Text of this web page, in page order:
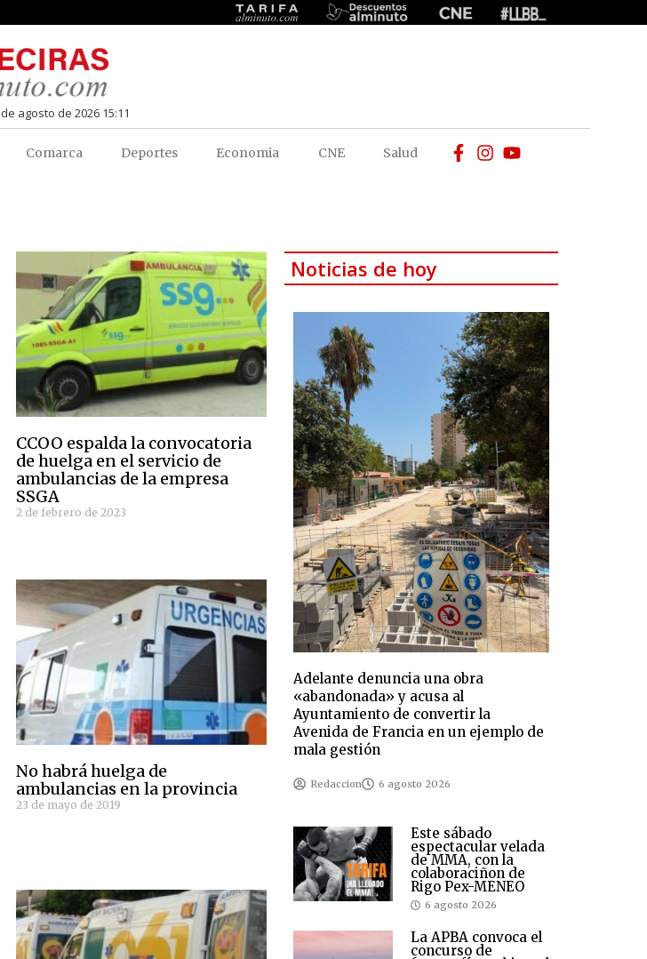
agosto de 2026 15:11
Comarca Deportes Economia CNE Salud
CCOO espalda la convocatoria
de huelga en el servicio de
ambulancias de la empresa
SSGA
2 de febrero de 2023
No habrá huelga de
ambulancias en la provincia
23 de mayo de 2019
Noticias de hoy
Adelante denuncia una obra
«abandonada» y acusa al
Ayuntamiento de convertir la
Avenida de Francia en un ejemplo de
mala gestión
Redaccion 6 agosto 2026
Este sábado
espectacular velada
de MMA, con la
colaboraciñon de
Rigo Pex-MENEO
6 agosto 2026
La APBA convoca el
concurso de